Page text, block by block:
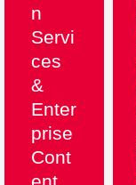
n
Servi
ces
&
Enter
prise
Cont
ent